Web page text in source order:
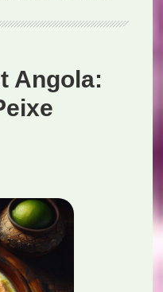
Angola: